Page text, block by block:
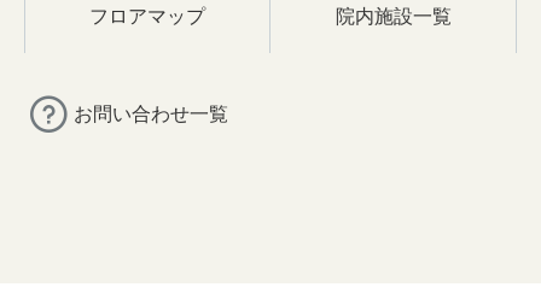
フロアマップ 院内施設一覧
お問い合わせ一覧